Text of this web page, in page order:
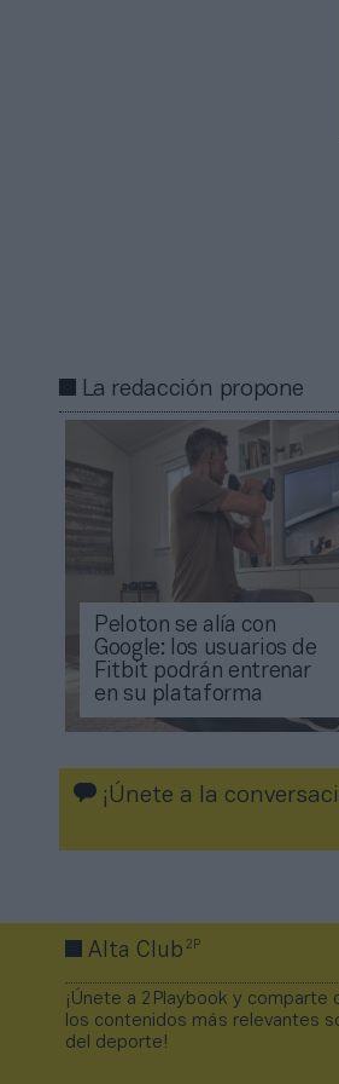
La redacción propone
Peloton se alía con
Google: los usuarios de
Fitbit podrán entrenar
en su plataforma
¡Únete a la
Alta Club2P
¡Únete a 2Playbook y comparte
los contenidos más relevantes
del deporte!